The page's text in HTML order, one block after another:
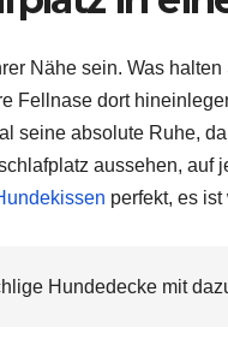
Nähe sein. Was
Fellnase dort
seine absolute Ruhe,
aussehen, auf
perfekt, es
Hundedecke mit